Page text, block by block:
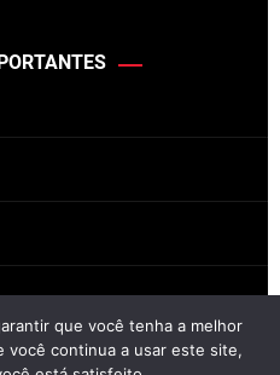
que você tenha a melhor
você continua a usar este site,